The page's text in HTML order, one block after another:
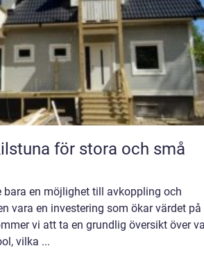
för stora och små
bara en möjlighet till avkoppling och
vara en investering som ökar värdet på
vi att ta en grundlig översikt över
vilka ...